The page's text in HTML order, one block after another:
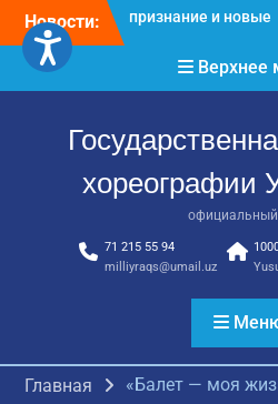
Перейти
содержимому
Новости:
Международное
Международное
признание и новые
хореографов!
Международное
признание и новые
достижения
Верхнее
хореографии
официальный
71 215 55 94
milliyraqs@umail.uz
Главная «Балет — моя